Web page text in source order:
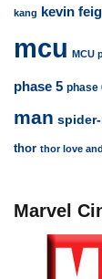
kang kevin
mcu MCU
phase 5 phase
man
thor thor love
Marvel